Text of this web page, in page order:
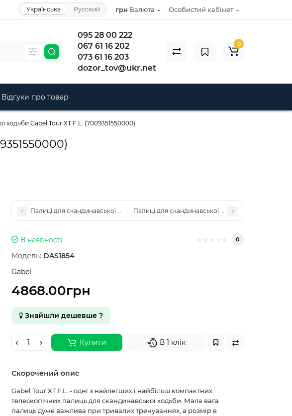
Особистий кабінет
грн Валюта
Українська Русский
095 28 00 222
067 61 16 202
073 61 16 203
dozor_tov@ukr.net
0
Відгуки про товар
ходьби Gabel Tour XT F.L. (7009351550000)
Палиці для скандинавської ходьби Gabel Vario S-9.6 Lime (7008350530000)
Палиці для скандинавської ходьби Gabel FLD
В наявності 0
Модель: DAS1854
Gabel
4868.00грн
Знайшли дешевше ?
Купити В 1 клік
Скорочений опис
Gabel Tour XT F.L. - одні з найлегших і найбільш компактних
телескопічних палиць для скандинавської ходьби. Мала вага
палиць дуже важлива при тривалих тренуваннях, а розмір в